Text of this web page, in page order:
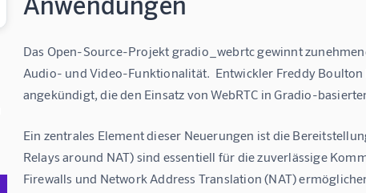
Das Open-Source-Projekt gradio_webrtc gewinnt
Audio- und Video-Funktionalität.  Entwickler Freddy
angekündigt, die den Einsatz von WebRTC in Gradio-
Ein zentrales Element dieser Neuerungen ist die
Relays around NAT) sind essentiell für die zuverlässige
Firewalls und Network Address Translation (NAT)